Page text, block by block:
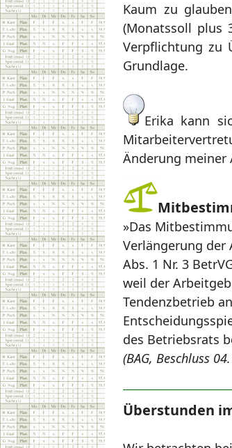
Kaum zu
(Monatssoll plus
Verpflichtung zu
Grundlage.
Erika kann
Änderung meiner
»Das
Verlängerung der
Abs. 1 Nr. 3
weil der
Tendenzbetrieb
des Betriebsrats
(BAG, Beschluss
Überstunden